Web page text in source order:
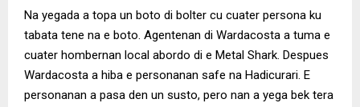
Na yegada a topa un boto di bolter cu cuater persona ku
tabata tene na e boto. Agentenan di Wardacosta a tuma e
cuater hombernan local abordo di e Metal Shark. Despues
Wardacosta a hiba e personanan safe na Hadicurari. E
personanan a pasa den un susto, pero nan a yega bek tera